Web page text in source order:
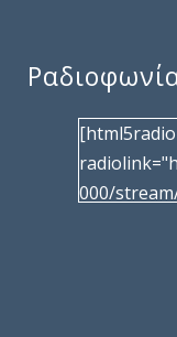
[html5radio
000/